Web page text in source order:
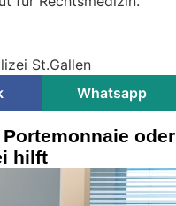
St.Gallen
Whatsapp
oder
hilft